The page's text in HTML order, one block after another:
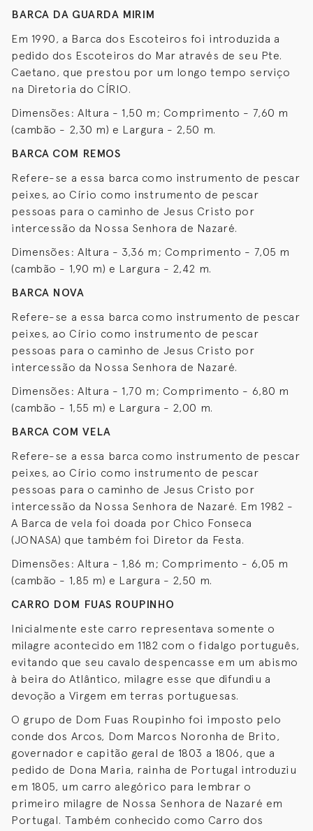
BARCA DA GUARDA MIRIM
Em 1990, a Barca dos Escoteiros foi introduzida a
pedido dos Escoteiros do Mar através de seu Pte.
Caetano, que prestou por um longo tempo serviço
na Diretoria do CÍRIO.
Dimensões: Altura - 1,50 m; Comprimento - 7,60 m
(cambão - 2,30 m) e Largura - 2,50 m.
BARCA COM REMOS
Refere-se a essa barca como instrumento de pescar
peixes, ao Círio como instrumento de pescar
pessoas para o caminho de Jesus Cristo por
intercessão da Nossa Senhora de Nazaré.
Dimensões: Altura - 3,36 m; Comprimento - 7,05 m
(cambão - 1,90 m) e Largura - 2,42 m.
BARCA NOVA
Refere-se a essa barca como instrumento de pescar
peixes, ao Círio como instrumento de pescar
pessoas para o caminho de Jesus Cristo por
intercessão da Nossa Senhora de Nazaré.
Dimensões: Altura - 1,70 m; Comprimento - 6,80 m
(cambão - 1,55 m) e Largura - 2,00 m.
BARCA COM VELA
Refere-se a essa barca como instrumento de pescar
peixes, ao Círio como instrumento de pescar
pessoas para o caminho de Jesus Cristo por
intercessão da Nossa Senhora de Nazaré. Em 1982 -
A Barca de vela foi doada por Chico Fonseca
(JONASA) que também foi Diretor da Festa.
Dimensões: Altura - 1,86 m; Comprimento - 6,05 m
(cambão - 1,85 m) e Largura - 2,50 m.
CARRO DOM FUAS ROUPINHO
Inicialmente este carro representava somente o
milagre acontecido em 1182 com o fidalgo português,
evitando que seu cavalo despencasse em um abismo
à beira do Atlântico, milagre esse que difundiu a
devoção a Virgem em terras portuguesas.
O grupo de Dom Fuas Roupinho foi imposto pelo
conde dos Arcos, Dom Marcos Noronha de Brito,
governador e capitão geral de 1803 a 1806, que a
pedido de Dona Maria, rainha de Portugal introduziu
em 1805, um carro alegórico para lembrar o
primeiro milagre de Nossa Senhora de Nazaré em
Portugal. Também conhecido como Carro dos